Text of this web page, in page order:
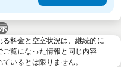
料金と空室状況は、継続的に
覧になった情報と同じ内容
いるとは限りません。